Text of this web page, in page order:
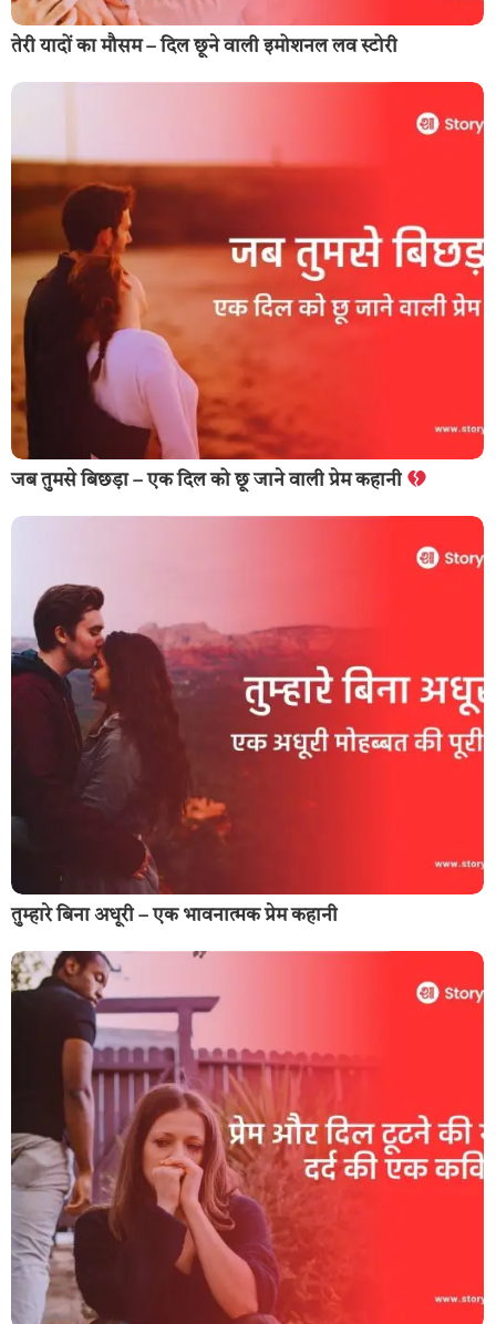
तेरी यादों का मौसम – दिल छूने वाली इमोशनल लव स्टोरी
जब तुमसे बिछड़ा – एक दिल को छू जाने वाली प्रेम कहानी
तुम्हारे बिना अधूरी – एक भावनात्मक प्रेम कहानी